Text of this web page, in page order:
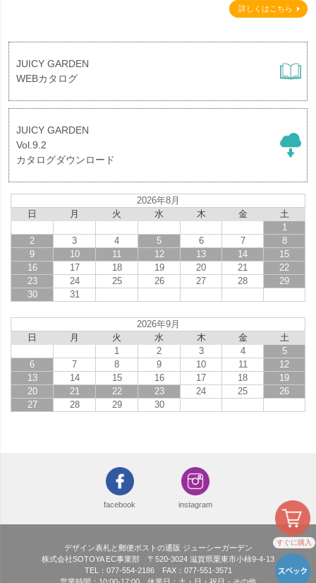
すぐに購入
詳しくはこちら
JUICY GARDEN
WEBカタログ
JUICY GARDEN
Vol.9.2
カタログダウンロード
2026年8月
日
月 火 水 木 金
土
1
2
3 4 5 6 7
8
9
10 11 12 13 14
15
16
17 18 19 20 21
22
23
24 25 26 27 28
29
30
31
2026年9月
日
月 火 水 木 金
土
1
2 3 4
5
6
7 8 9 10 11
12
13
14 15 16 17 18
19
20
21 22 23 24 25
26
27
28 29 30
facebook instagram
デザイン表札と郵便ポストの通販 ジューシーガーデン
株式会社SOTOYA EC事業部 〒520-3024 滋賀県栗東市小柿9-4-13
TEL：077-554-2186 FAX：077-551-3571